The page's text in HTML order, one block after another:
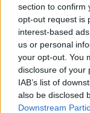
section to confirm
opt-out request is
interest-based
us or personal
your opt-out. You
disclosure of your
IAB’s list of
also be disclosed
Downstream
légèrement
se réhydrater
Boire de l’eau
réveiller votre
métabolisme.
S’hydrater